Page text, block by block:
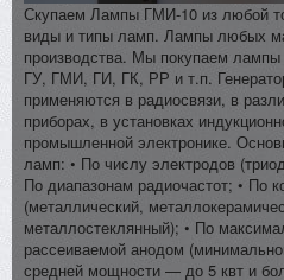
Скупаем Лампы ГМИ-10 из любой
виды и типы ламп. Лампы любых
производства. Мы покупаем
ГУ, ГМИ, ГИ, ГК, РР и т.п.
применяются в радиосвязи, в
приборах, в установках
промышленной электронике.
ламп: • По числу электродов
По диапазонам радиочастот; • По
(металлический,
металлостеклянный); • По
рассеиваемой анодом
средней мощности — до 5 квт и